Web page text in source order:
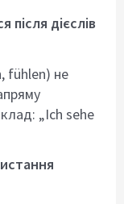
дієслів
fühlen) не
„Ich sehe